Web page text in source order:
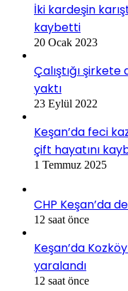
İki kardeşin
kaybetti
20 Ocak 2023
Çalıştığı
yaktı
23 Eylül 2022
Keşan’da feci
çift hayatını
1 Temmuz 2025
CHP Keşan’da
12 saat önce
Keşan’da
yaralandı
12 saat önce